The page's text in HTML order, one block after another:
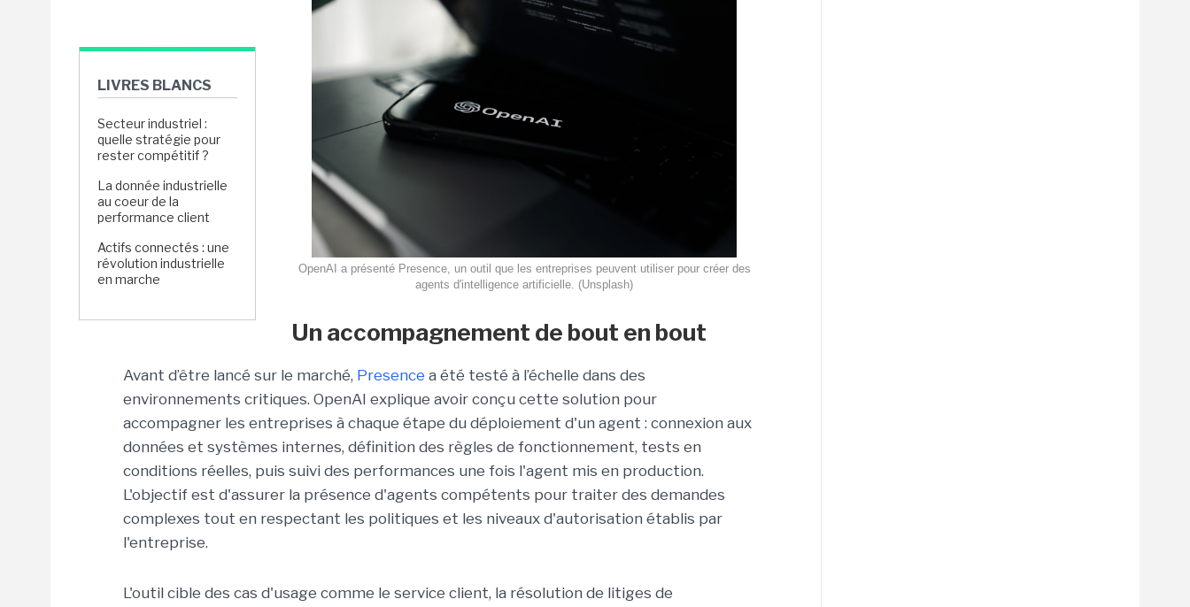
LIVRES BLANCS
Secteur industriel :
quelle stratégie pour
rester compétitif ?
La donnée industrielle
au coeur de la
performance client
Actifs connectés : une
révolution industrielle
en marche
OpenAI a présenté Presence, un outil que les entreprises peuvent utiliser pour créer des
agents d'intelligence artificielle. (Unsplash)
Un accompagnement de bout en bout
Avant d’être lancé sur le marché, Presence a été testé à l’échelle dans des
environnements critiques. OpenAI explique avoir conçu cette solution pour
accompagner les entreprises à chaque étape du déploiement d'un agent : connexion aux
données et systèmes internes, définition des règles de fonctionnement, tests en
conditions réelles, puis suivi des performances une fois l'agent mis en production.
L'objectif est d'assurer la présence d'agents compétents pour traiter des demandes
complexes tout en respectant les politiques et les niveaux d'autorisation établis par
l'entreprise.
L'outil cible des cas d'usage comme le service client, la résolution de litiges de